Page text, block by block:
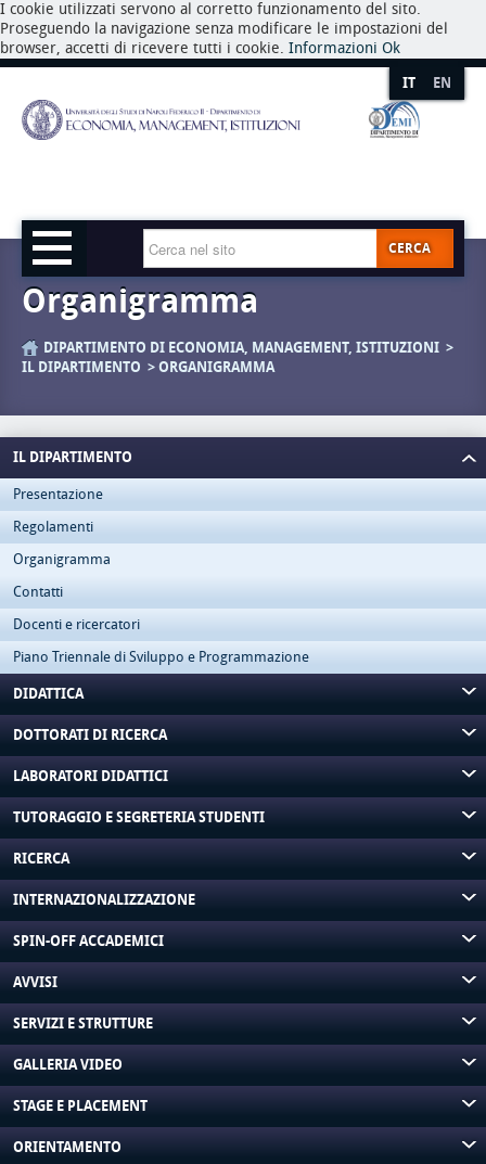
I cookie utilizzati servono al corretto funzionamento del sito.
Proseguendo la navigazione senza modificare le impostazioni del
browser, accetti di ricevere tutti i cookie. Informazioni Ok
IT EN
CERCA
Organigramma
DIPARTIMENTO DI ECONOMIA, MANAGEMENT, ISTITUZIONI
IL DIPARTIMENTO
ORGANIGRAMMA
IL DIPARTIMENTO
Presentazione
Regolamenti
Organigramma
Contatti
Docenti e ricercatori
Piano Triennale di Sviluppo e Programmazione
DIDATTICA
DOTTORATI DI RICERCA
LABORATORI DIDATTICI
TUTORAGGIO E SEGRETERIA STUDENTI
RICERCA
INTERNAZIONALIZZAZIONE
SPIN-OFF ACCADEMICI
AVVISI
SERVIZI E STRUTTURE
GALLERIA VIDEO
STAGE E PLACEMENT
ORIENTAMENTO